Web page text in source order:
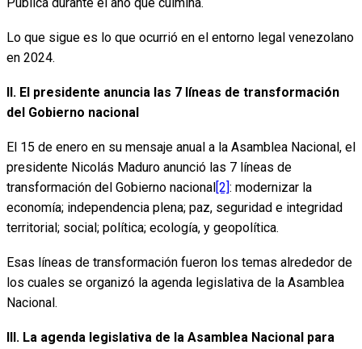
Pública durante el año que culmina.
Lo que sigue es lo que ocurrió en el entorno legal venezolano
en 2024.
II. El presidente anuncia las 7 líneas de transformación
del Gobierno nacional
El 15 de enero en su mensaje anual a la Asamblea Nacional, el
presidente Nicolás Maduro anunció las 7 líneas de
transformación del Gobierno nacional [2] : modernizar la
economía; independencia plena; paz, seguridad e integridad
territorial; social; política; ecología, y geopolítica.
Esas líneas de transformación fueron los temas alrededor de
los cuales se organizó la agenda legislativa de la Asamblea
Nacional.
III. La agenda legislativa de la Asamblea Nacional para